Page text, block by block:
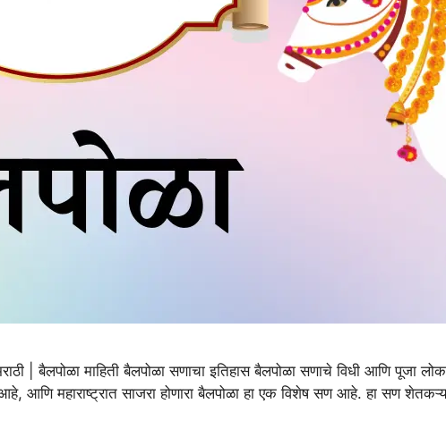
| बैलपोळा माहिती बैलपोळा सणाचा इतिहास बैलपोळा सणाचे विधी आणि पूजा
आणि महाराष्ट्रात साजरा होणारा बैलपोळा हा एक विशेष सण आहे. हा सण